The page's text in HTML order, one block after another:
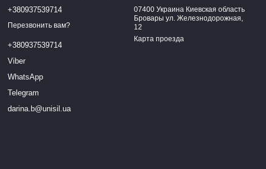
+380937539714
Перезвонить вам?
+380937539714
Viber
WhatsApp
Telegram
darina.b@unisil.ua
07400 Украина Киевская область
Бровары ул. Железнодорожная,
12
Карта проезда